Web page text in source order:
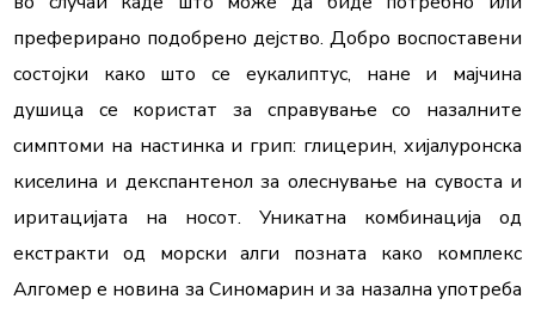
преферирано подобрено дејство. Добро воспоставени
состојки како што се еукалиптус, нане и мајчина
душица се користат за справување со назалните
симптоми на настинка и грип: глицерин, хијалуронска
киселина и декспантенол за олеснување на сувоста и
иритацијата на носот. Уникатна комбинација од
екстракти од морски алги позната како комплекс
Алгомер е новина за Синомарин и за назална употреба